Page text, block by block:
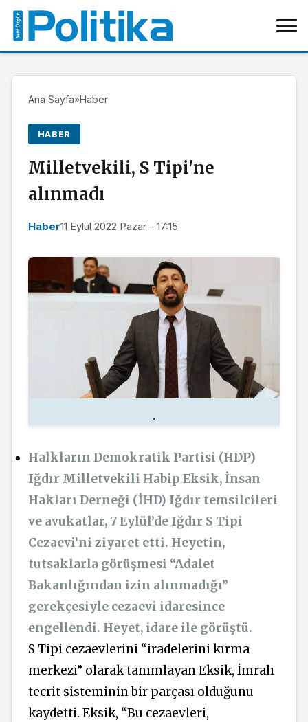
Ana Sayfa»Haber
HABER
Milletvekili, S Tipi'ne
alınmadı
Haber11 Eylül 2022 Pazar - 17:15
.
Halkların Demokratik Partisi (HDP)
Iğdır Milletvekili Habip Eksik, İnsan
Hakları Derneği (İHD) Iğdır temsilcileri
ve avukatlar, 7 Eylül’de Iğdır S Tipi
Cezaevi’ni ziyaret etti. Heyetin,
tutsaklarla görüşmesi “Adalet
Bakanlığından izin alınmadığı”
gerekçesiyle cezaevi idaresince
engellendi. Heyet, idare ile görüştü.
S Tipi cezaevlerini “iradelerini kırma
merkezi” olarak tanımlayan Eksik, İmralı
tecrit sisteminin bir parçası olduğunu
kaydetti. Eksik, “Bu cezaevleri,